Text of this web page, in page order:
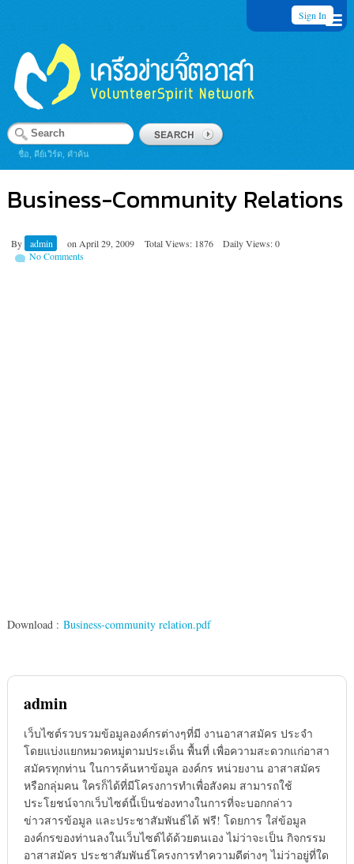
Sign In
ชื่อ, คีย์เวิร์ด, คำค้น
Business-Community Relations
By admin on April 29, 2009 Total Views: 1876
Daily Views: 0
No Comments
Download : Business-community relation.pdf
admin
เว็บไซต์รวบรวมข้อมูลองค์กรต่างๆที่มี งานอาสาสมัคร ประจำ
โดยแบ่งแยกหมวดหมู่ตามประเด็น พื้นที่ เพื่อความสะดวกแก่อาสา
สมัครทุกท่าน ในการค้นหาข้อมูล องค์กร หน่วยงาน อาสาสมัคร
หรือกลุ่มคน ใครก็ได้ที่มีโครงการทำเพื่อสังคม สามารถใช้
ประโยชน์จากเว็บไซต์นี้เป็นช่องทางในการที่จะบอกกล่าว
ข่าวสารข้อมูล และประชาสัมพันธ์ได้ ฟรี! โดยการ ใส่ข้อมูล
องค์กรของท่านลงในเว็บไซต์ได้ด้วยตนเอง ไม่ว่าจะเป็น กิจกรรม
อาสาสมัคร ประชาสัมพันธ์โครงการทำความดีต่างๆ ไม่ว่าอยู่ที่ใด